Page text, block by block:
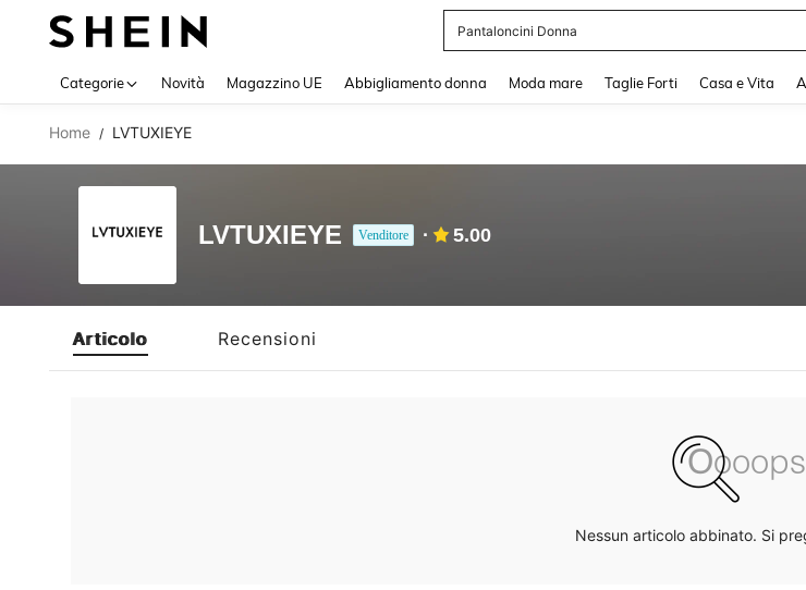
Pantaloncini Donna
Categorie Novità Magazzino UE Abbigliamento donna Moda mare Taglie Forti Casa e Vita
Home / LVTUXIEYE
LVTUXIEYE Venditore 5.00
Articolo Recensioni
Nessun articolo abbinato. Si